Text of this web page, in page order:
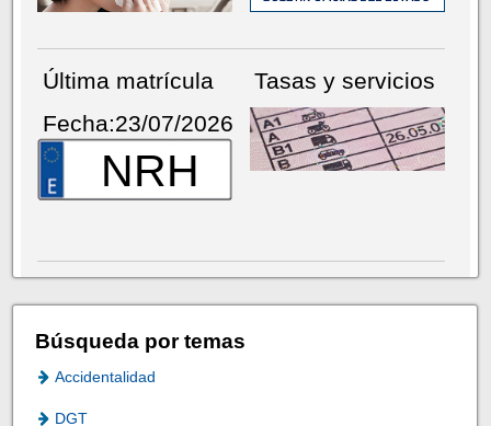
Última matrícula
Fecha:23/07/2026
NRH
Tasas y servicios
Búsqueda por temas
Accidentalidad
DGT